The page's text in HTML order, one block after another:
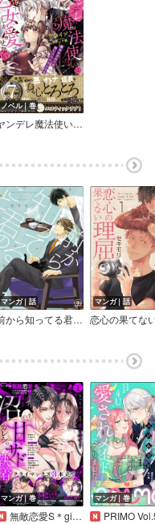
ノベル｜巻
ヤンデレ魔法使いは石像の乙女しか愛せない 魔女は愛弟子の熱い口づけでとける
マンガ｜話
前から知ってる君のこと（分冊版）
マンガ｜話
マンガ｜巻
無敵恋愛S＊girl 2026年9月号
マンガ｜巻
PRIMO